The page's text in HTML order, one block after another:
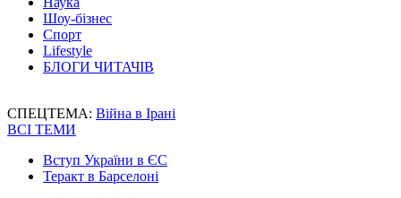
Шоу-бізнес
Спорт
Lifestyle
БЛОГИ ЧИТАЧІВ
СПЕЦТЕМА: Війна в Ірані
ВСІ ТЕМИ
Вступ України в ЄС
Теракт в Барселоні